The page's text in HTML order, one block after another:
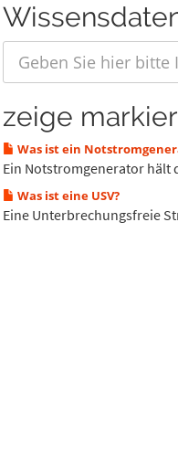
zeige
Was ist ein
Ein Notstromgenerator hält
Was ist eine USV?
Eine Unterbrechungsfreie